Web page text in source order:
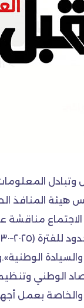
وتبادل
مناقشة
وتنظيم
بعمل